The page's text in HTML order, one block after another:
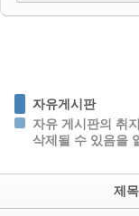
자유게시판
자유 게시판의 취
삭제될 수 있음을
제목